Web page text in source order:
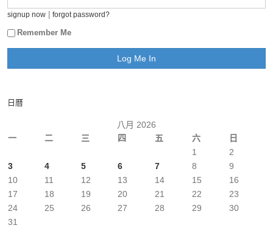
signup now forgot password?
Remember Me
日曆
八月 2026
一
二 三 四 五 六 日
1
2
3
4 5 6 7 8
9
10
11 12 13 14 15
16
17
18 19 20 21 22
23
24
25 26 27 28 29
30
31